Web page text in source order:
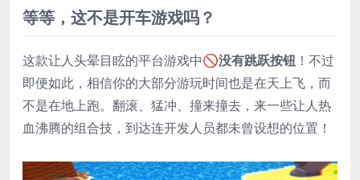
等等，这不是开车游戏吗？
这款让人头晕目眩的平台游戏中🚫没有跳跃按钮！不过
即便如此，相信你的大部分游玩时间也是在天上飞，而
不是在地上跑。翻滚、猛冲、撞来撞去，来一些让人热
血沸腾的组合技，到达连开发人员都未曾设想的位置！